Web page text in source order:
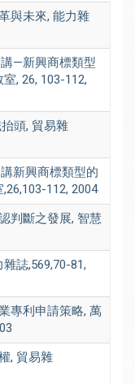
與未來, 能力雜
—新興商標類型
, 26, 103-112,
頭, 貿易雜
新興商標類型的
112, 2004
判斷之發展, 智慧
誌,569,70-81,
專利申請策略, 萬
, 貿易雜